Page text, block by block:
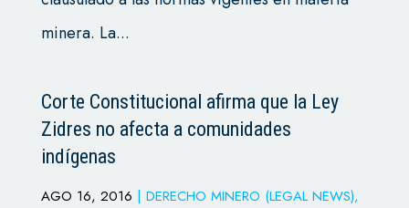
minera. La...
Corte Constitucional afirma que la Ley
Zidres no afecta a comunidades
indígenas
AGO 16, 2016 | DERECHO MINERO (LEGAL NEWS),